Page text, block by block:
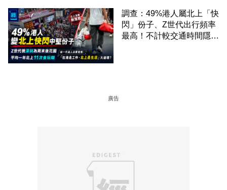
調查：49%港人屬北上「快
閃」份子、Z世代出行頻率
最高！不計較交通時間隱形
廣告